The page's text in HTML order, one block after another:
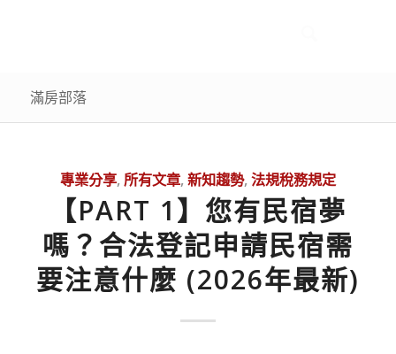
滿房部落
專業分享, 所有文章, 新知趨勢, 法規稅務規定
【PART 1】您有民宿夢
嗎？合法登記申請民宿需
要注意什麼 (2026年最新)